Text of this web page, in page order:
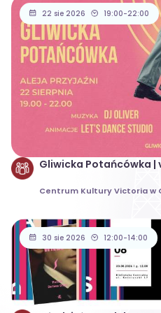
22 sie 2026 19:00-22:00
Gliwicka Potańcówka |
Centrum Kultury Victoria w
30 sie 2026 12:00-14:00